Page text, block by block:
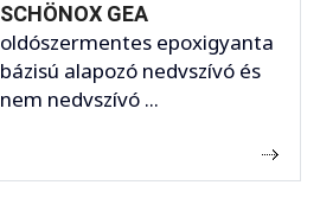
SCHÖNOX GEA
oldószermentes epoxigyanta
bázisú alapozó nedvszívó és
nem nedvszívó ...